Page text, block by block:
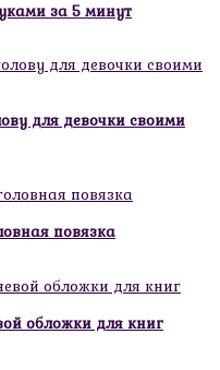
за 5 минут
для девочки своими
повязка
обложки для книг